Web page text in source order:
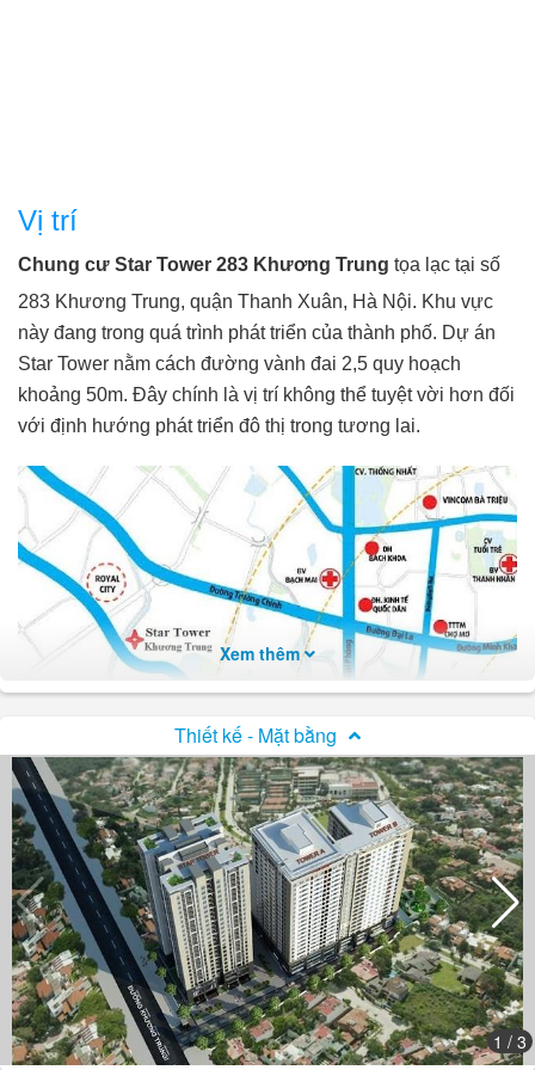
Vị trí
Chung cư Star Tower 283 Khương Trung tọa lạc tại số
283 Khương Trung, quận Thanh Xuân, Hà Nội. Khu vực
này đang trong quá trình phát triển của thành phố. Dự án
Star Tower nằm cách đường vành đai 2,5 quy hoạch
khoảng 50m. Đây chính là vị trí không thể tuyệt vời hơn đối
với định hướng phát triển đô thị trong tương lai.
Vị trí chung cư Star Tower 283 Khương Trung
Các cư dân tại dự án Star Tower 283 Khương Trung không
quá khó khăn để di chuyển ra những trục đường lớn như
Nguyễn Trãi, Trường Trinh, Vành đai 3,... Ngoài ra, dự án
còn gần tuyến đường sắt Cát Linh - Hà Đông, gần Khu đô
thị Royal City, Linh Đàm, Định Công,...
Xem thêm
Thiết kế - Mặt bằng
1 / 3